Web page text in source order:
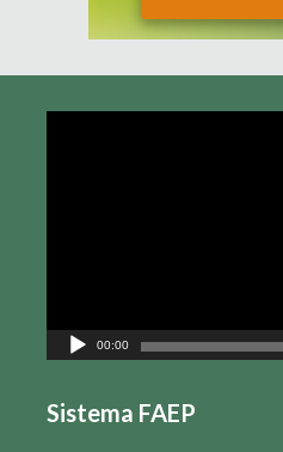
00:00
Sistema FAEP